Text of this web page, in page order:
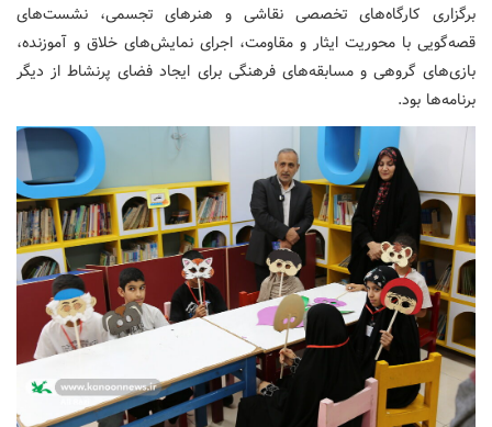
برگزاری کارگاه‌های تخصصی نقاشی و هنرهای تجسمی، نشست‌های
قصه‌گویی با محوریت ایثار و مقاومت، اجرای نمایش‌های خلاق و آموزنده،
بازی‌های گروهی و مسابقه‌های فرهنگی برای ایجاد فضای پرنشاط از دیگر
برنامه‌ها بود.